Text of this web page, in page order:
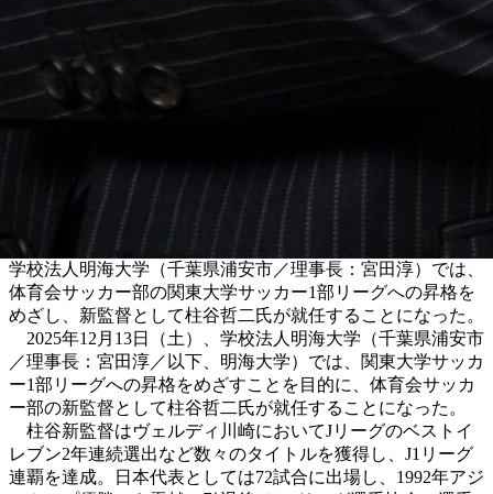
学校法人明海大学（千葉県浦安市／理事長：宮田淳）では、
体育会サッカー部の関東大学サッカー1部リーグへの昇格を
めざし、新監督として柱谷哲二氏が就任することになった。
2025年12月13日（土）、学校法人明海大学（千葉県浦安市
／理事長：宮田淳／以下、明海大学）では、関東大学サッカ
ー1部リーグへの昇格をめざすことを目的に、 体育会サッカ
ー部の新監督として柱谷哲二氏が就任することになった。
柱谷新監督はヴェルディ川崎においてJリーグのベストイ
レブン2年連続選出など数々のタイトルを獲得し、J1リーグ
連覇を達成。日本代表としては72試合に出場し、1992年アジ